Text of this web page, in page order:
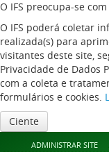
O IFS preocupa-se
O IFS poderá coletar
realizada(s) para
visitantes deste site,
Privacidade de Dados
com a coleta e
formulários e cookies.
Ciente
ADMINISTRAR SITE